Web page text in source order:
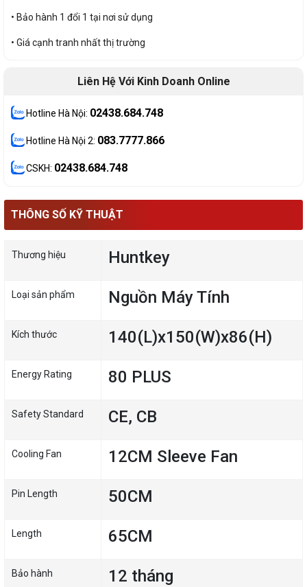
• Bảo hành 1 đổi 1 tại nơi sử dụng
• Giá cạnh tranh nhất thị trường
Liên Hệ Với Kinh Doanh Online
Hotline Hà Nội: 02438.684.748
Hotline Hà Nội 2: 083.7777.866
CSKH: 02438.684.748
THÔNG SỐ KỸ THUẬT
Thương hiệu Huntkey
Loại sản phẩm Nguồn Máy Tính
Kích thước 140(L)x150(W)x86(H)
Energy Rating 80 PLUS
Safety Standard CE, CB
Cooling Fan 12CM Sleeve Fan
Pin Length 50CM
Length 65CM
Bảo hành 12 tháng